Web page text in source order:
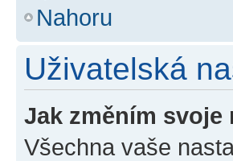
Nahoru
Uživatelská
Jak změním svoje
Všechna vaše